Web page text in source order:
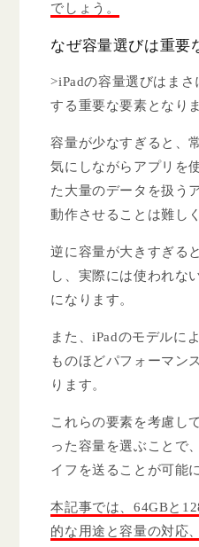
でしょう。
なぜ容量選びは重要
>iPadの容量選びはま
する重要な要素となり
容量が少なすぎると、
気にしながらアプリを
た大量のデータを扱う
動作させることは難し
逆に容量が大きすぎる
し、実際には使われな
になります。
また、iPadのモデルに
ものほどパフォーマン
ります。
これらの要素を考慮し
った容量を選ぶことで
イフを送ることが可能
本記事では、64GBと
的な用途と容量の対応